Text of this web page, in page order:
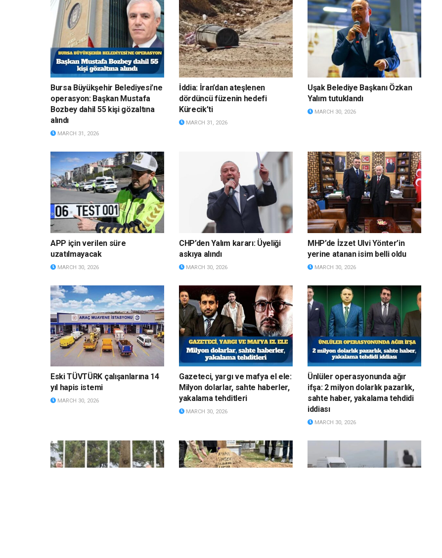
Bursa Büyükşehir Belediyesi’ne
operasyon: Başkan Mustafa
Bozbey dahil 55 kişi gözaltına
alındı
MARCH 31, 2026
İddia: İran’dan ateşlenen
dördüncü füzenin hedefi
Kürecik’ti
MARCH 31, 2026
Uşak Belediye Başkanı Özkan
Yalım tutuklandı
MARCH 30, 2026
APP için verilen süre
uzatılmayacak
MARCH 30, 2026
CHP’den Yalım kararı: Üyeliği
askıya alındı
MARCH 30, 2026
MHP’de İzzet Ulvi Yönter’in
yerine atanan isim belli oldu
MARCH 30, 2026
Eski TÜVTÜRK çalışanlarına 14
yıl hapis istemi
MARCH 30, 2026
Gazeteci, yargı ve mafya el ele:
Milyon dolarlar, sahte haberler,
yakalama tehditleri
MARCH 30, 2026
Ünlüler operasyonunda ağır
ifşa: 2 milyon dolarlık pazarlık,
sahte haber, yakalama tehdidi
iddiası
MARCH 30, 2026